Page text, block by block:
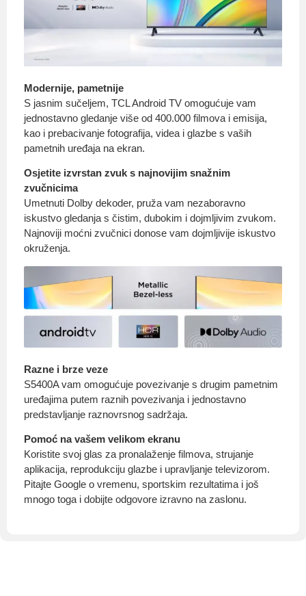
Modernije, pametnije
S jasnim sučeljem, TCL Android TV omogućuje vam
jednostavno gledanje više od 400.000 filmova i emisija,
kao i prebacivanje fotografija, videa i glazbe s vaših
pametnih uređaja na ekran.
Osjetite izvrstan zvuk s najnovijim snažnim
zvučnicima
Umetnuti Dolby dekoder, pruža vam nezaboravno
iskustvo gledanja s čistim, dubokim i dojmljivim zvukom.
Najnoviji moćni zvučnici donose vam dojmljivije iskustvo
okruženja.
Razne i brze veze
S5400A vam omogućuje povezivanje s drugim pametnim
uređajima putem raznih povezivanja i jednostavno
predstavljanje raznovrsnog sadržaja.
Pomoć na vašem velikom ekranu
Koristite svoj glas za pronalaženje filmova, strujanje
aplikacija, reprodukciju glazbe i upravljanje televizorom.
Pitajte Google o vremenu, sportskim rezultatima i još
mnogo toga i dobijte odgovore izravno na zaslonu.